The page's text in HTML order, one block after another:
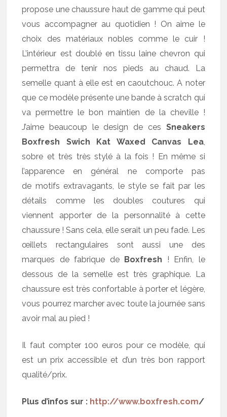
propose une chaussure haut de gamme qui peut
vous accompagner au quotidien ! On aime le
choix des matériaux nobles comme le cuir !
L’intérieur est doublé en tissu laine chevron qui
permettra de tenir nos pieds au chaud. La
semelle quant à elle est en caoutchouc. A noter
que ce modèle présente une bande à scratch qui
va permettre le bon maintien de la cheville !
J’aime beaucoup le design de ces Sneakers
Boxfresh Swich Kat Waxed Canvas Lea,
sobre et très très stylé à la fois ! En même si
l’apparence en général ne comporte pas
de motifs extravagants, le style se fait par les
détails comme les doubles coutures qui
viennent apporter de la personnalité à cette
chaussure ! Sans cela, elle serait un peu fade. Les
œillets rectangulaires sont aussi une des
marques de fabrique de Boxfresh ! Enfin, le
dessous de la semelle est très graphique. La
chaussure est très confortable à porter et légère,
vous pourrez marcher avec toute la journée sans
avoir mal au pied !
Il faut compter 100 euros pour ce modèle, qui
est un prix accessible et d’un très bon rapport
qualité/prix.
Plus d’infos sur : http://www.boxfresh.com/